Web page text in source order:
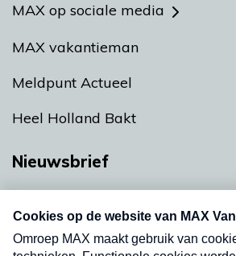
MAX op sociale media
MAX vakantieman
Meldpunt Actueel
Heel Holland Bakt
Nieuwsbrief
Neem hier een gratis
nieuwsbrief. Elke vrijdag- en
uw mailbox.